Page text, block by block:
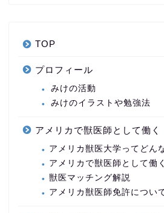
TOP
プロフィール
みけの活動
みけのイラストや勉強法
アメリカで獣医師として働く
アメリカ獣医大学ってどん
アメリカで獣医師として働
獣医マッチング解説
アメリカ獣医師免許につい